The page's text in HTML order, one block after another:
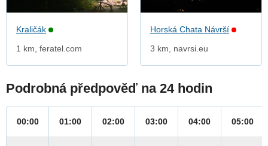
Kraličák
1 km, feratel.com
Horská Chata Návrší
3 km, navrsi.eu
Podrobná předpověď na 24 hodin
00:00 01:00 02:00 03:00 04:00 05:00